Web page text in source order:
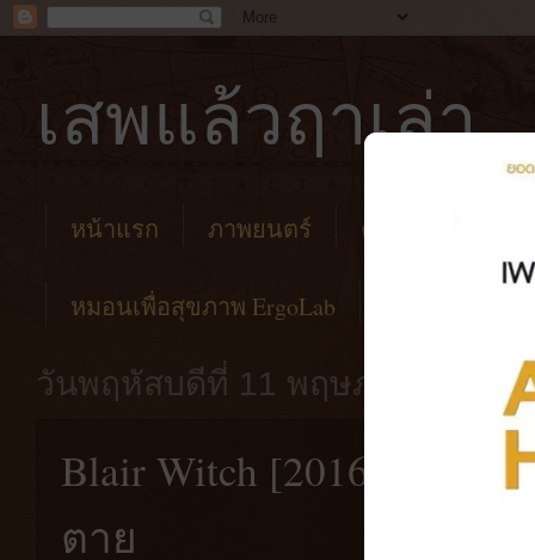
เสพแล้วฤาเล่า
หน้าแรก ภาพยนตร์ คาเฟ่
หมอนเพื่อสุขภาพ ErgoLab
วันพฤหัสบดีที่ 11 พฤษภาคม พ.ศ.
Blair Witch [2016] ตำน
ตาย